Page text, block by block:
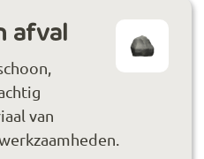
afval
van